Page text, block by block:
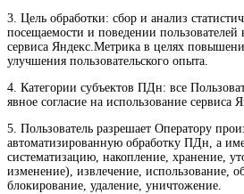
3. Цель обработки: сбор и анализ
посещаемости и поведении
сервиса Яндекс.Метрика в целях
улучшения пользовательского опыта.
4. Категории субъектов ПДн: все
явное согласие на использование сервиса
5. Пользователь разрешает Оператору
автоматизированную обработку ПДн, а
систематизацию, накопление, хранение,
изменение), извлечение, использование,
блокирование, удаление, уничтожение.